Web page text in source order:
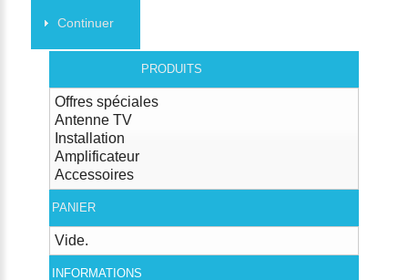
Continuer
PRODUITS
Offres spéciales
Antenne TV
Installation
Amplificateur
Accessoires
PANIER
Vide.
INFORMATIONS